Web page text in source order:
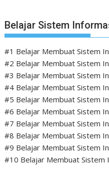
Belajar Sistem
#1 Belajar Membuat Sistem
#2 Belajar Membuat Sistem
#3 Belajar Membuat Sistem
#4 Belajar Membuat Sistem
#5 Belajar Membuat Sistem
#6 Belajar Membuat Sistem
#7 Belajar Membuat Sistem
#8 Belajar Membuat Sistem
#9 Belajar Membuat Sistem
#10 Belajar Membuat Sistem